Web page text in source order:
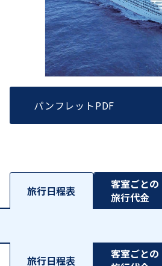
パンフレットPDF
旅行日程表
客室ごとの
旅行代金
旅行日程表
客室ごとの